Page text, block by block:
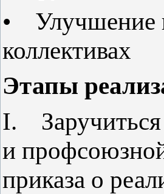
• Улучшение
коллективах
Этапы
I. Заручиться
и
приказа о